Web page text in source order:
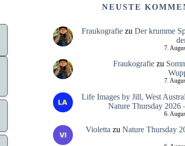
NEUSTE
Fraukografiezu Der krumme
7.
Fraukografiezu
7.
Life Images by Jill, West
Nature Thursday 2026
6.
Violettazu Nature Thursday